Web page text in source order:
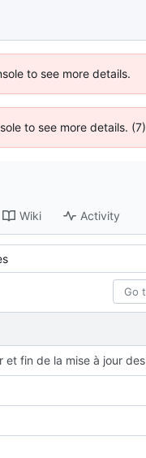
to see more details.
to see more details. (7)
Wiki Activity